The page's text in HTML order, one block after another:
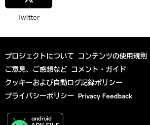
Twitter
プロジェクトについて コンテンツの使用規則
ご意見、ご感想など コメント・ガイド
クッキーおよび自動ログ記録ポリシー
プライバシーポリシー Privacy Feedback